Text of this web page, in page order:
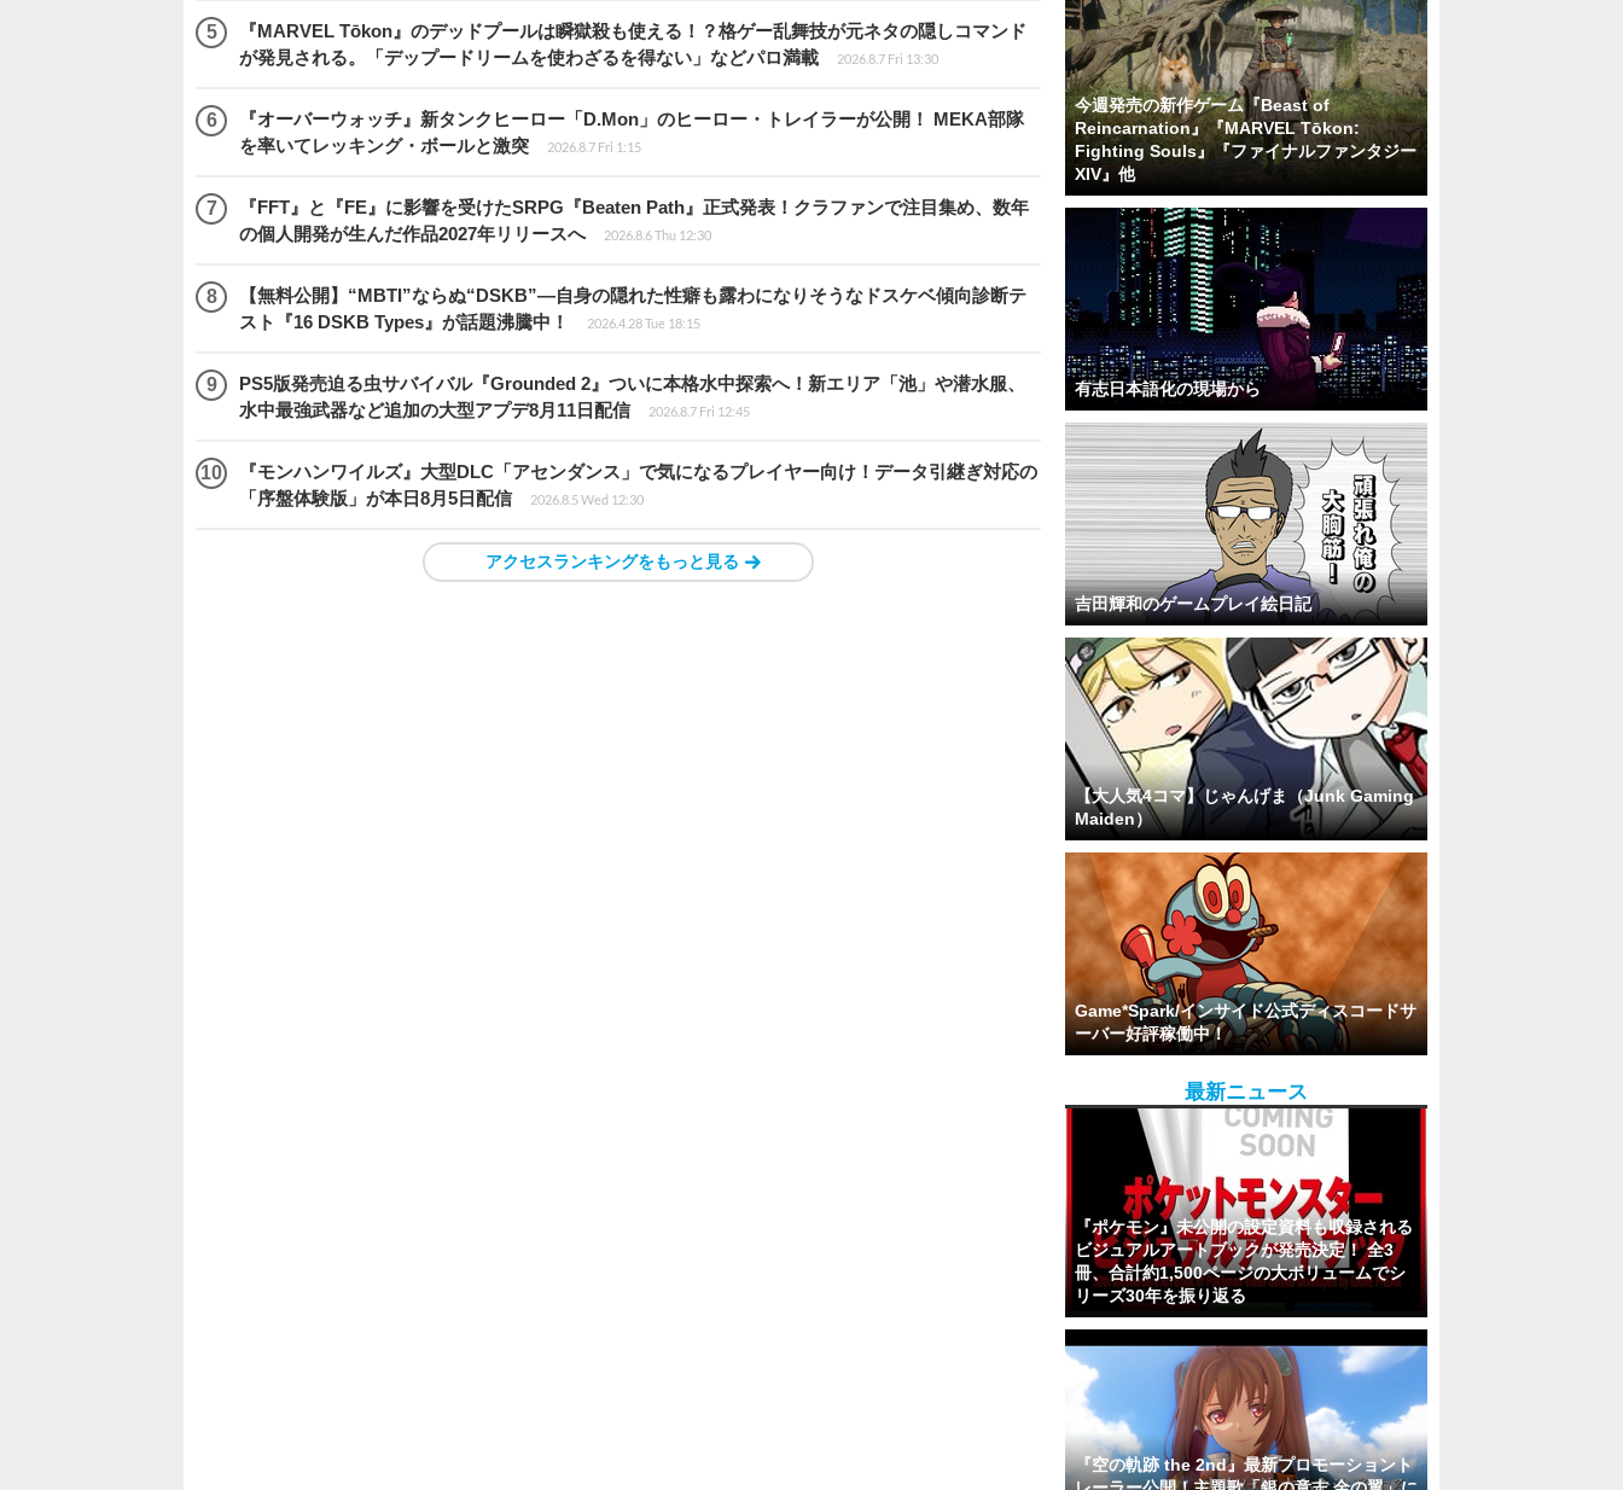
『MARVEL Tōkon』のデッドプールは瞬獄殺も使える！？格ゲー乱舞技が元ネタの隠しコマンド
が発見される。「デップードリームを使わざるを得ない」などパロ満載
2026.8.7 Fri 13:30
『オーバーウォッチ』新タンクヒーロー「D.Mon」のヒーロー・トレイラーが公開！ MEKA部隊
を率いてレッキング・ボールと激突
2026.8.7 Fri 1:15
『FFT』と『FE』に影響を受けたSRPG『Beaten Path』正式発表！クラファンで注目集め、数年
の個人開発が生んだ作品2027年リリースへ
2026.8.6 Thu 12:30
【無料公開】“MBTI”ならぬ“DSKB”―自身の隠れた性癖も露わになりそうなドスケベ傾向診断テ
スト『16 DSKB Types』が話題沸騰中！
2026.4.28 Tue 18:15
PS5版発売迫る虫サバイバル『Grounded 2』ついに本格水中探索へ！新エリア「池」や潜水服、
水中最強武器など追加の大型アプデ8月11日配信
2026.8.7 Fri 12:45
『モンハンワイルズ』大型DLC「アセンダンス」で気になるプレイヤー向け！データ引継ぎ対応の
「序盤体験版」が本日8月5日配信
2026.8.5 Wed 12:30
アクセスランキングをもっと見る
今週発売の新作ゲーム『Beast of
Reincarnation』『MARVEL Tōkon:
Fighting Souls』『ファイナルファンタジー
XIV』他
有志日本語化の現場から
吉田輝和のゲームプレイ絵日記
【大人気4コマ】じゃんげま（Junk Gaming
Maiden）
Game*Spark/インサイド公式ディスコードサ
ーバー好評稼働中！
最新ニュース
『ポケモン』未公開の設定資料も収録される
ビジュアルアートブックが発売決定！ 全3
冊、合計約1,500ページの大ボリュームでシ
リーズ30年を振り返る
『空の軌跡 the 2nd』最新プロモーショント